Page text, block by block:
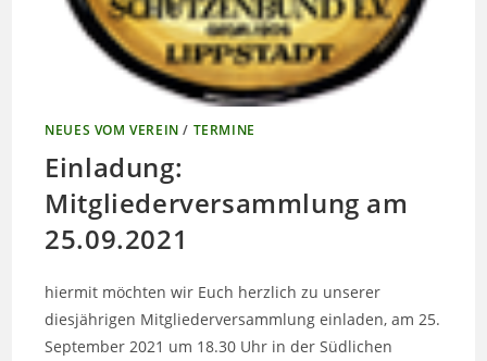
NEUES VOM VEREIN / TERMINE
Einladung:
Mitgliederversammlung am
25.09.2021
hiermit möchten wir Euch herzlich zu unserer
diesjährigen Mitgliederversammlung einladen, am 25.
September 2021 um 18.30 Uhr in der Südlichen